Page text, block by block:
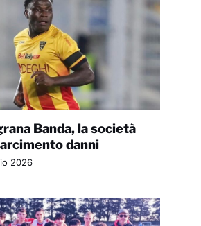
Banda, la società
danni
2026